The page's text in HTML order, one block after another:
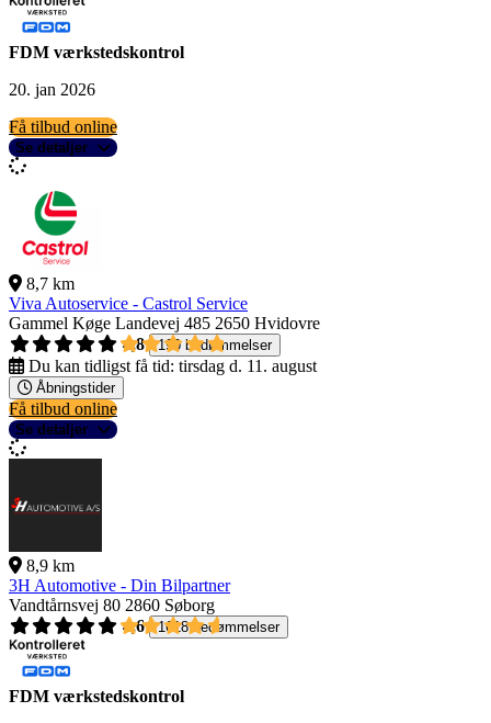
FDM værkstedskontrol
20. jan 2026
Få tilbud online
Se detaljer
8,7 km
Viva Autoservice - Castrol Service
Gammel Køge Landevej 485 2650 Hvidovre
4,8
190 bedømmelser
Du kan tidligst få tid: tirsdag d. 11. august
Åbningstider
Få tilbud online
Se detaljer
8,9 km
3H Automotive - Din Bilpartner
Vandtårnsvej 80 2860 Søborg
4,6
1618 bedømmelser
FDM værkstedskontrol